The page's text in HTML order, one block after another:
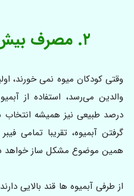
۲. مصرف بیش از حد آبمیوه
وقتی کودکان میوه نمی خورند،
درصد طبیعی نیز همیشه
گرفتن آبمیوه، تقریبا تمامی
همین موضوع مشکل ساز خواهد
از طرفی آبمیوه ها قند بالایی